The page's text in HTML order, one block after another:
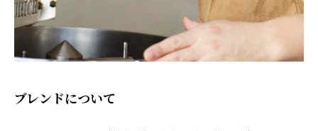
ブレンドについて